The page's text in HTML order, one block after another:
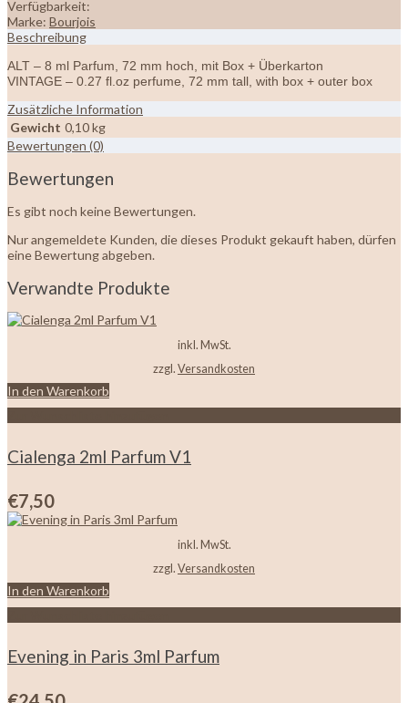
Verfügbarkeit:
Marke: Bourjois
Beschreibung
ALT – 8 ml Parfum, 72 mm hoch, mit Box + Überkarton
VINTAGE – 0.27 fl.oz perfume, 72 mm tall, with box + outer box
Zusätzliche Information
Gewicht 0,10 kg
Bewertungen (0)
Bewertungen
Es gibt noch keine Bewertungen.
Nur angemeldete Kunden, die dieses Produkt gekauft haben, dürfen
eine Bewertung abgeben.
Verwandte Produkte
inkl. MwSt.
zzgl. Versandkosten
In den Warenkorb
Cialenga 2ml Parfum V1
€7,50
inkl. MwSt.
zzgl. Versandkosten
In den Warenkorb
Evening in Paris 3ml Parfum